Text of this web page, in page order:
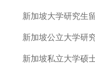
新加坡大学研究生留
新加坡公立大学研究
新加坡私立大学硕士